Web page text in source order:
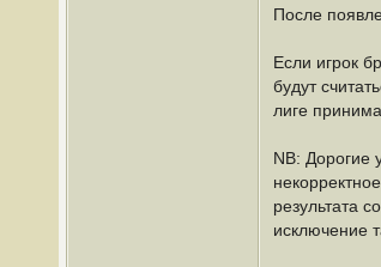
После
Если игрок
будут
лиге
NB: Дорогие
результата
исключение